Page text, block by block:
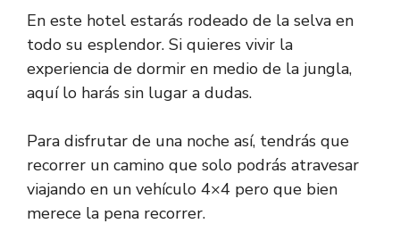
En este hotel estarás rodeado de la selva en
todo su esplendor. Si quieres vivir la
experiencia de dormir en medio de la jungla,
aquí lo harás sin lugar a dudas.
Para disfrutar de una noche así, tendrás que
recorrer un camino que solo podrás atravesar
viajando en un vehículo 4×4 pero que bien
merece la pena recorrer.